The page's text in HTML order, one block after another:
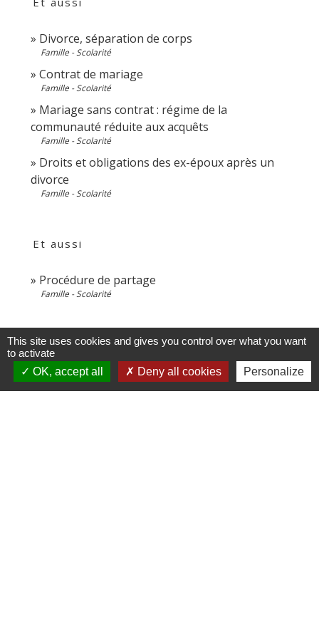
Divorce, séparation de corps
Famille - Scolarité
Contrat de mariage
Famille - Scolarité
Mariage sans contrat : régime de la
communauté réduite aux acquêts
Famille - Scolarité
Droits et obligations des ex-époux après un
divorce
Famille - Scolarité
Et aussi
Procédure de partage
Famille - Scolarité
Signaler une erreur sur cette page
This site uses cookies and gives you control over what you want
to activate
OK, accept all
Deny all cookies Personalize